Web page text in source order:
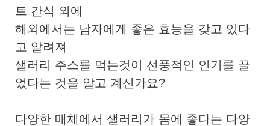
트 간식 외에
해외에서는 남자에게 좋은 효능을 갖고 있다
고 알려져
샐러리 주스를 먹는것이 선풍적인 인기를 끌
었다는 것을 알고 계신가요?
다양한 매체에서 샐러리가 몸에 좋다는 다양